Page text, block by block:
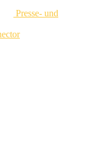
Presse- und